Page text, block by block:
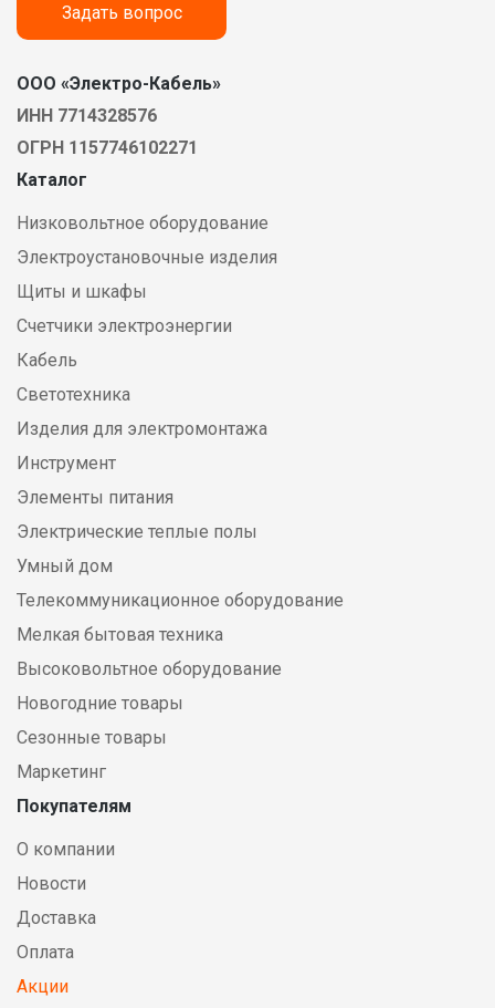
Задать вопрос
ООО «Электро-Кабель»
ИНН 7714328576
ОГРН 1157746102271
Каталог
Низковольтное оборудование
Электроустановочные изделия
Щиты и шкафы
Счетчики электроэнергии
Кабель
Светотехника
Изделия для электромонтажа
Инструмент
Элементы питания
Электрические теплые полы
Умный дом
Телекоммуникационное оборудование
Мелкая бытовая техника
Высоковольтное оборудование
Новогодние товары
Сезонные товары
Маркетинг
Покупателям
О компании
Новости
Доставка
Оплата
Акции